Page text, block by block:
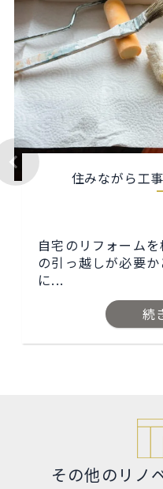
住みながら工
自宅のリフォーム
の引っ越しが必要
に...
続
その他のリノ